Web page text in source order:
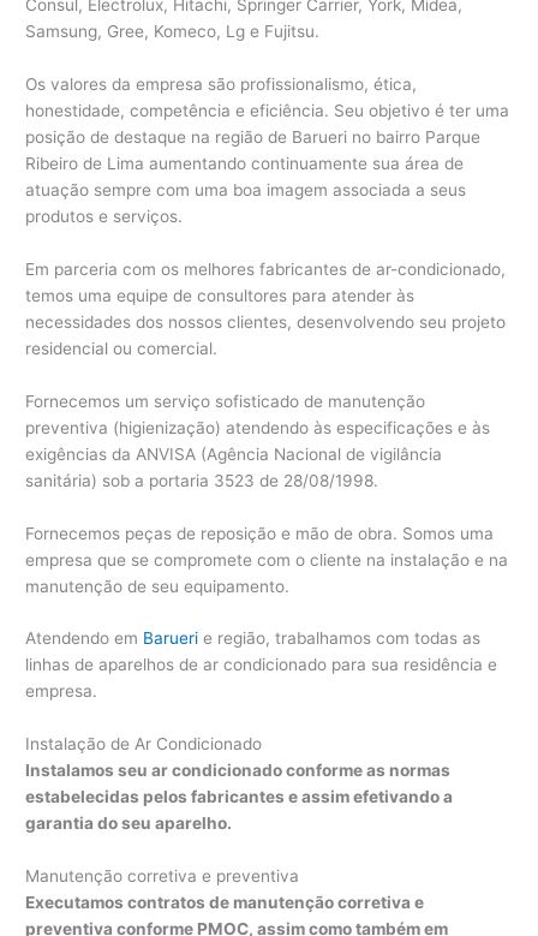
Consul, Electrolux, Hitachi, Springer Carrier, York, Midea,
Samsung, Gree, Komeco, Lg e Fujitsu.
Os valores da empresa são profissionalismo, ética,
honestidade, competência e eficiência. Seu objetivo é ter uma
posição de destaque na região de Barueri no bairro Parque
Ribeiro de Lima aumentando continuamente sua área de
atuação sempre com uma boa imagem associada a seus
produtos e serviços.
Em parceria com os melhores fabricantes de ar-condicionado,
temos uma equipe de consultores para atender às
necessidades dos nossos clientes, desenvolvendo seu projeto
residencial ou comercial.
Fornecemos um serviço sofisticado de manutenção
preventiva (higienização) atendendo às especificações e às
exigências da ANVISA (Agência Nacional de vigilância
sanitária) sob a portaria 3523 de 28/08/1998.
Fornecemos peças de reposição e mão de obra. Somos uma
empresa que se compromete com o cliente na instalação e na
manutenção de seu equipamento.
Atendendo em Barueri e região, trabalhamos com todas as
linhas de aparelhos de ar condicionado para sua residência e
empresa.
Instalação de Ar Condicionado
Instalamos seu ar condicionado conforme as normas
estabelecidas pelos fabricantes e assim efetivando a
garantia do seu aparelho.
Manutenção corretiva e preventiva
Executamos contratos de manutenção corretiva e
preventiva conforme PMOC, assim como também em